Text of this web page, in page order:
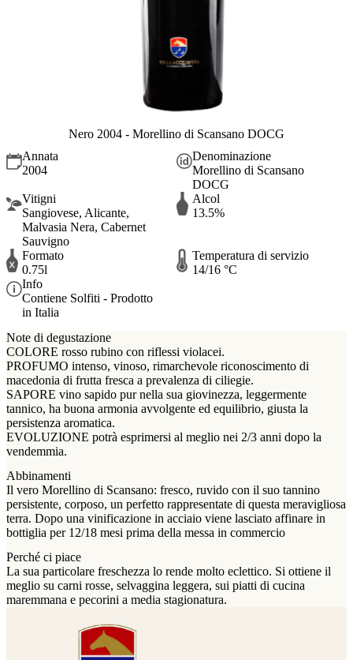
Nero 2004 - Morellino di Scansano DOCG
Annata
2004
Denominazione
Morellino di Scansano
DOCG
Vitigni
Sangiovese, Alicante,
Malvasia Nera, Cabernet
Sauvigno
Alcol
13.5%
Formato
0.75l
Temperatura di servizio
14/16 °C
Info
Contiene Solfiti - Prodotto
in Italia
Note di degustazione
COLORE rosso rubino con riflessi violacei.
PROFUMO intenso, vinoso, rimarchevole riconoscimento di
macedonia di frutta fresca a prevalenza di ciliegie.
SAPORE vino sapido pur nella sua giovinezza, leggermente
tannico, ha buona armonia avvolgente ed equilibrio, giusta la
persistenza aromatica.
EVOLUZIONE potrà esprimersi al meglio nei 2/3 anni dopo la
vendemmia.
Abbinamenti
Il vero Morellino di Scansano: fresco, ruvido con il suo tannino
persistente, corposo, un perfetto rappresentate di questa meravigliosa
terra. Dopo una vinificazione in acciaio viene lasciato affinare in
bottiglia per 12/18 mesi prima della messa in commercio
Perché ci piace
La sua particolare freschezza lo rende molto eclettico. Si ottiene il
meglio su carni rosse, selvaggina leggera, sui piatti di cucina
maremmana e pecorini a media stagionatura.